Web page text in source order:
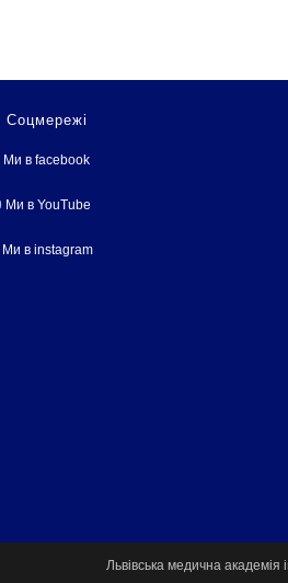
Соцмережі
Ми в facebook
Ми в YouTube
Ми в instagram
Львівська медична академія